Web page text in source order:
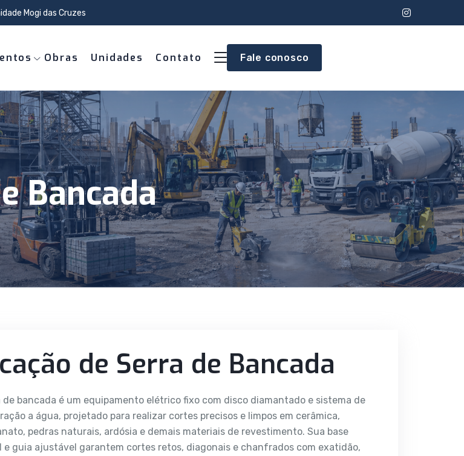
Mogi das Cruzes
Obras Unidades Contato Fale conosco
Bancada
de Serra de Bancada
de bancada é um equipamento elétrico fixo com disco diamantado e sistema de
a água, projetado para realizar cortes precisos e limpos em cerâmica,
pedras naturais, ardósia e demais materiais de revestimento. Sua base
e guia ajustável garantem cortes retos, diagonais e chanfrados com exatidão,